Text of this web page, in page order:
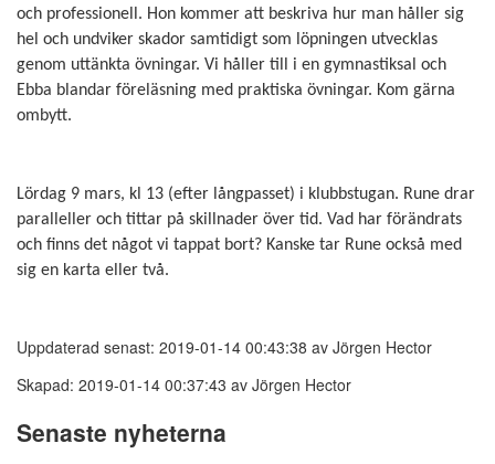
och professionell. Hon kommer att beskriva hur man håller sig
hel och undviker skador samtidigt som löpningen utvecklas
genom uttänkta övningar. Vi håller till i en gymnastiksal och
Ebba blandar föreläsning med praktiska övningar. Kom gärna
ombytt.
Lördag 9 mars, kl 13 (efter långpasset) i klubbstugan. Rune drar
paralleller och tittar på skillnader över tid. Vad har förändrats
och finns det något vi tappat bort? Kanske tar Rune också med
sig en karta eller två.
Uppdaterad senast: 2019-01-14 00:43:38 av Jörgen Hector
Skapad: 2019-01-14 00:37:43 av Jörgen Hector
Senaste nyheterna